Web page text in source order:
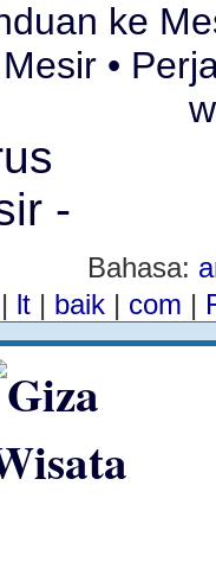
ke
•
Bahasa:
| lt | baik | com |